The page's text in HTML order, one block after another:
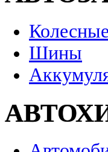
Шины